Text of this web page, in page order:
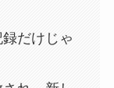
だけじゃ